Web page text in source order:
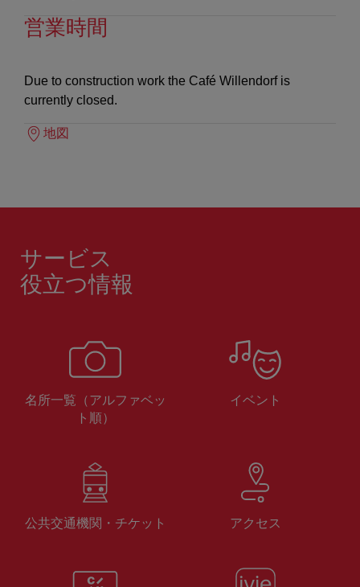
営業時間
Due to construction work the Café Willendorf is
currently closed.
地図
サービス
役立つ情報
名所一覧（アルファベッ
ト順）
イベント
公共交通機関・チケット アクセス